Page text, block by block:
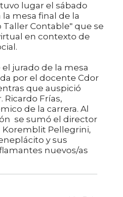
lugar el sábado
mesa final de la
Taller Contable" que se
en contexto de
jurado de la mesa
por el docente Cdor
que auspició
Ricardo Frías,
de la carrera. Al
se sumó el director
Koremblit Pellegrini,
y sus
nuevos/as